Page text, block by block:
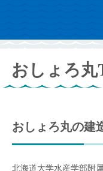
おしょろ丸
おしょろ丸の建
北海道大学水産学部附